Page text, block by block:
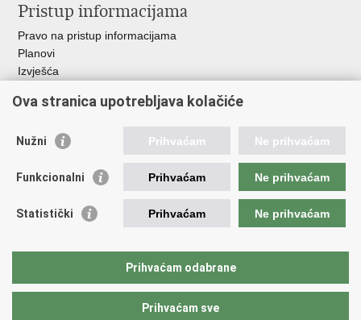
Pristup informacijama
Pravo na pristup informacijama
Planovi
Izvješća
Vlada RH
Ured predsjednika
Ministarstvo demografije i useljeništva
HRT - Glas Hrvatske
Ova stranica upotrebljava kolačiće
Nužni Prihvaćam Ne prihvaćam
Funkcionalni Prihvaćam Ne prihvaćam
Statistički Prihvaćam Ne prihvaćam
Prihvaćam odabrane
Prihvaćam sve